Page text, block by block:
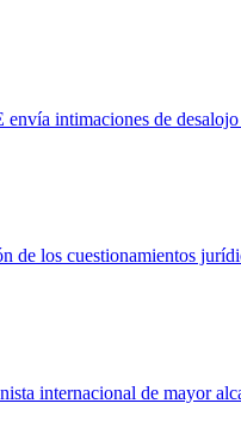
intimaciones de
de los cuestionamientos
internacional de mayor